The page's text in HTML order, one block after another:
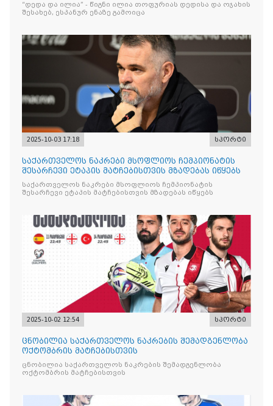
“დედა და ილია” - წიგნი ილია თოფურიას დედისა და ოჯახის
შესახებ, ესპანურ ენაზე გამოიცა
2025-10-03 17:18 სპორტი
საქართველოს ნაკრები მსოფლიოს ჩემპიონატის
შესარჩევი ეტაპის მატჩებისთვის მზადებას იწყებს
საქართველოს ნაკრები მსოფლიოს ჩემპიონატის
შესარჩევი ეტაპის მატჩებისთვის მზადებას იწყებს
2025-10-02 12:54 სპორტი
ცნობილია საქართველოს ნაკრების შემადგენლობა
ოქტომბრის მატჩებისთვის
ცნობილია საქართველოს ნაკრების შემადგენლობა
ოქტომბრის მატჩებისთვის